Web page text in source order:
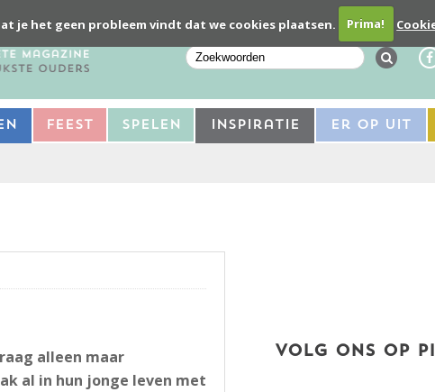
je het geen probleem vindt dat we cookies plaatsen. Prima!
Feest Spelen Inspiratie Er Op Uit
alleen maar
al in hun jonge leven met
VOLG ONS OP